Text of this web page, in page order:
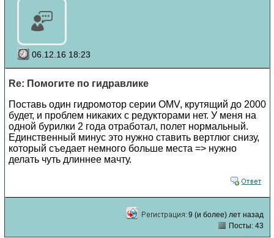
06.12.16 18:23
Re: Помогите по гидравлике
Поставь один гидромотор серии ОMV, крутящий до 2000
будет, и проблем никаких с редукторами нет. У меня на
одной бурилки 2 года отработал, полет нормальный.
Единственный минус это нужно ставить вертлюг снизу,
который съедает немного больше места => нужно
делать чуть длиннее мачту.
9 (и более) лет назад
Посты: 43